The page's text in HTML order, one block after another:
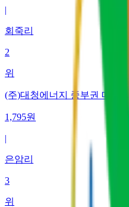
|
회죽리
2
위
(주)대청에너지 중부권 메가
1,795원
|
은암리
3
위